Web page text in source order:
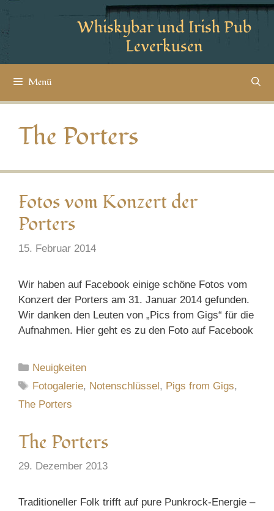
Whiskybar und Irish Pub
Leverkusen
Menü
The Porters
Fotos vom Konzert der
Porters
15. Februar 2014
Wir haben auf Facebook einige schöne Fotos vom
Konzert der Porters am 31. Januar 2014 gefunden.
Wir danken den Leuten von „Pics from Gigs“ für die
Aufnahmen. Hier geht es zu den Foto auf Facebook
Kategorien
Neuigkeiten
Schlagwörter
Fotogalerie, Notenschlüssel, Pigs from Gigs,
The Porters
The Porters
29. Dezember 2013
Traditioneller Folk trifft auf pure Punkrock-Energie –